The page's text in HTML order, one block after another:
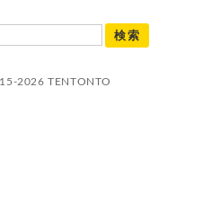
2026 TENTONTO